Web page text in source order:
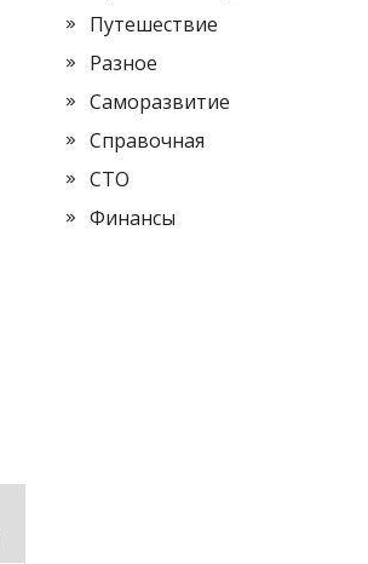
Путешествие
Разное
Саморазвитие
Справочная
СТО
Финансы